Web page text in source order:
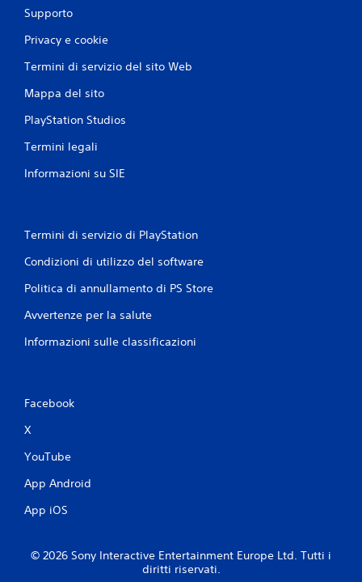
Supporto
Privacy e cookie
Termini di servizio del sito Web
Mappa del sito
PlayStation Studios
Termini legali
Informazioni su SIE
Termini di servizio di PlayStation
Condizioni di utilizzo del software
Politica di annullamento di PS Store
Avvertenze per la salute
Informazioni sulle classificazioni
Facebook
X
YouTube
App Android
App iOS
© 2026 Sony Interactive Entertainment Europe Ltd. Tutti i
diritti riservati.